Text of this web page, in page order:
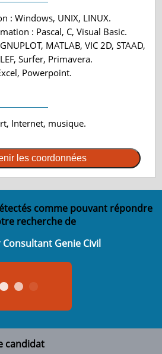
: Windows, UNIX, LINUX.
: Pascal, C, Visual Basic.
MATLAB, VIC 2D, STAAD,
Surfer, Primavera.
Powerpoint.
Internet, musique.
les coordonnées
comme pouvant répondre
recherche de
Genie Civil
candidat